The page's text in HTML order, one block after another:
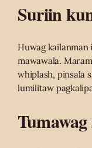
Suriin
Huwag kailanman
mawawala.
whiplash, pinsala
lumilitaw
Tumawag